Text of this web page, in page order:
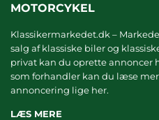
MOTORCYKEL
Klassikermarkedet.dk –
salg af klassiske biler og
privat kan du oprette annoncer
som forhandler kan du læse
annoncering lige her.
LÆS MERE